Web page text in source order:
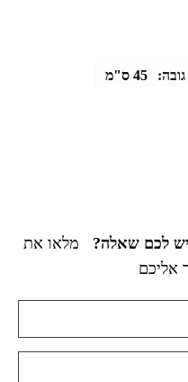
גובה: 45 ס"מ
לכם שאלה?
מלאו את
אליכם